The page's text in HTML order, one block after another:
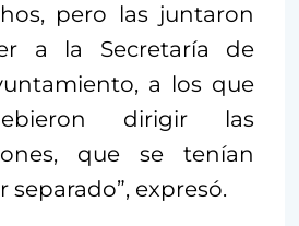
pero las juntaron
a la Secretaría de
a los que
dirigir las
que se tenían
separado”, expresó.